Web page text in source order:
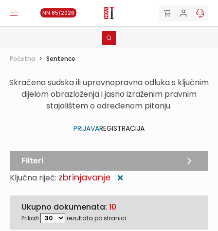
NN 85/2026
Početna > Sentence
Skraćena sudska ili upravnopravna odluka s ključnim
dijelom obrazloženja i jasno izraženim pravnim
stajalištem o određenom pitanju.
PRIJAVAREGISTRACIJA
Ključna riječ: zbrinjavanje ❌
Ukupno dokumenata: 10
Prikaži rezultata po stranici
Filteri